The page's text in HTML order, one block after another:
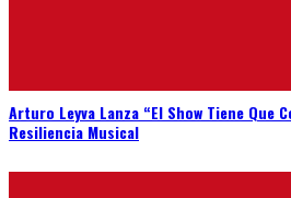
Arturo Leyva Lanza “El Show Tiene Que
Resiliencia Musical